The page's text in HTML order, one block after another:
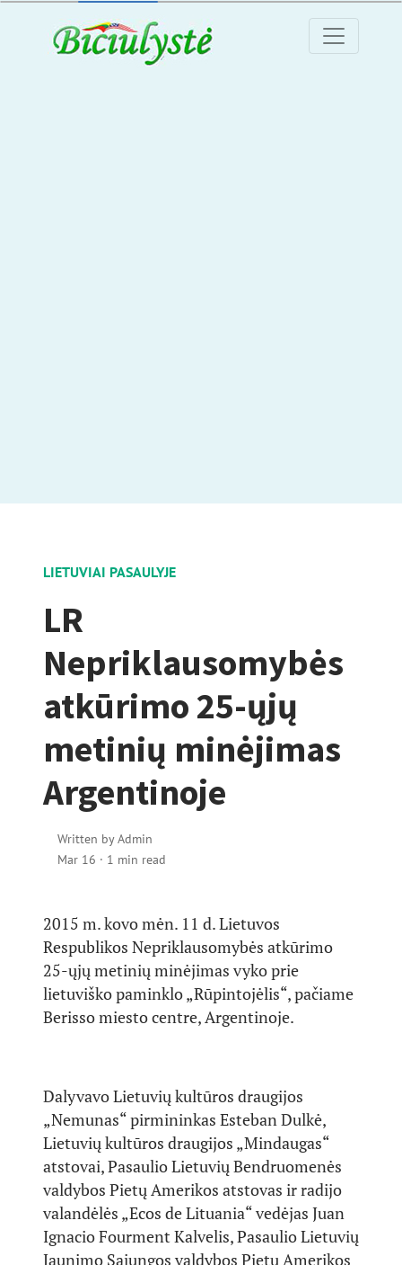
LIETUVIAI PASAULYJE
LR
Nepriklausomybės
atkūrimo 25-ųjų
metinių minėjimas
Argentinoje
Written byAdmin
Mar 16 · 1 min read
2015 m. kovo mėn. 11 d. Lietuvos
Respublikos Nepriklausomybės atkūrimo
25-ųjų metinių minėjimas vyko prie
lietuviško paminklo „Rūpintojėlis“, pačiame
Berisso miesto centre, Argentinoje.
Dalyvavo Lietuvių kultūros draugijos
„Nemunas“ pirmininkas Esteban Dulkė,
Lietuvių kultūros draugijos „Mindaugas“
atstovai, Pasaulio Lietuvių Bendruomenės
valdybos Pietų Amerikos atstovas ir radijo
valandėlės „Ecos de Lituania“ vedėjas Juan
Ignacio Fourment Kalvelis, Pasaulio Lietuvių
Jaunimo Sąjungos valdybos Pietų Amerikos